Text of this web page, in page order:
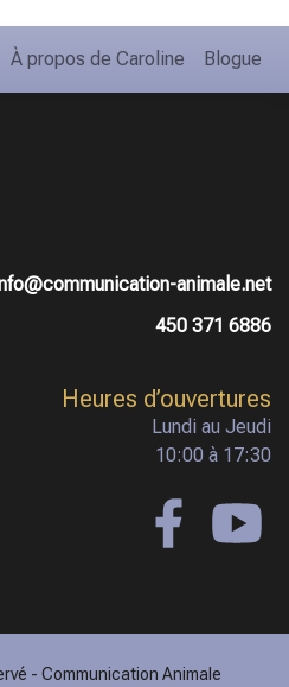
À propos de Caroline Blogue
animale.net
450 371 6886
Heures d’ouvertures
Lundi au Jeudi
10:00 à 17:30
- Communication Animale